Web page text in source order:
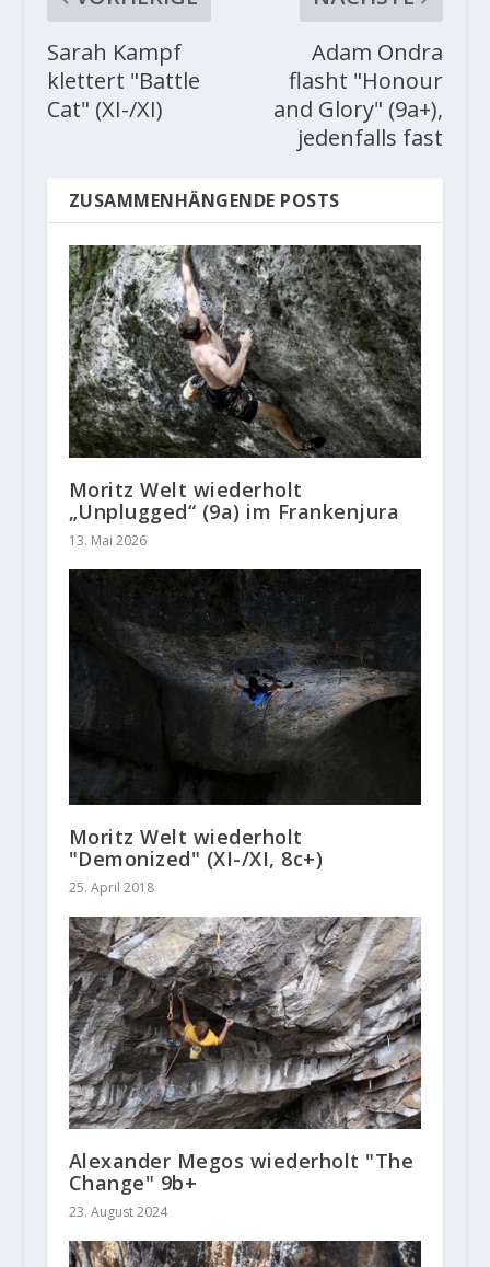
Sarah Kampf
klettert "Battle
Cat" (XI-/XI)
Adam Ondra
flasht "Honour
and Glory" (9a+),
jedenfalls fast
ZUSAMMENHÄNGENDE POSTS
Moritz Welt wiederholt
„Unplugged“ (9a) im Frankenjura
13. Mai 2026
Moritz Welt wiederholt
"Demonized" (XI-/XI, 8c+)
25. April 2018
Alexander Megos wiederholt "The
Change" 9b+
23. August 2024